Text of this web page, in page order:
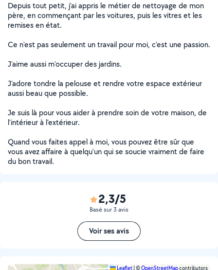
Depuis tout petit, j'ai appris le métier de nettoyage de mon
père, en commençant par les voitures, puis les vitres et les
remises en état.
Ce n'est pas seulement un travail pour moi, c'est une passion.
J'aime aussi m'occuper des jardins.
J'adore tondre la pelouse et rendre votre espace extérieur
aussi beau que possible.
Je suis là pour vous aider à prendre soin de votre maison, de
l'intérieur à l'extérieur.
Quand vous faites appel à moi, vous pouvez être sûr que
vous avez affaire à quelqu'un qui se soucie vraiment de faire
du bon travail.
2,3/5
Basé sur 3 avis
Voir ses avis
Leaflet ©OpenStreetMapcontributors